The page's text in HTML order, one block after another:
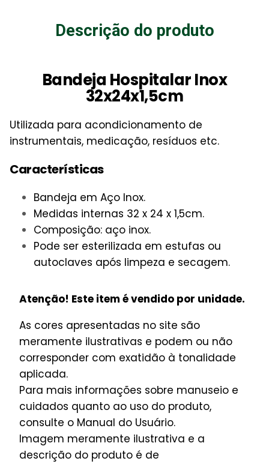
Descrição do produto
Bandeja Hospitalar Inox
32x24x1,5cm
Utilizada para acondicionamento de
instrumentais, medicação, resíduos etc.
Características
Bandeja em Aço Inox.
Medidas internas 32 x 24 x 1,5cm.
Composição: aço inox.
Pode ser esterilizada em estufas ou
autoclaves após limpeza e secagem.
Atenção! Este item é vendido por unidade.
As cores apresentadas no site são
meramente ilustrativas e podem ou não
corresponder com exatidão à tonalidade
aplicada.
Para mais informações sobre manuseio e
cuidados quanto ao uso do produto,
consulte o Manual do Usuário.
Imagem meramente ilustrativa e a
descrição do produto é de